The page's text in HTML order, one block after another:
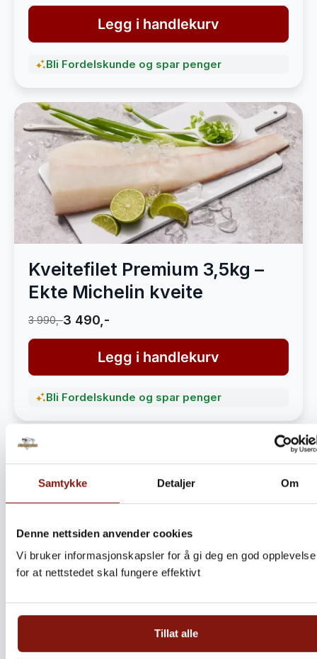
Samtykke Detaljer Om
Denne nettsiden anvender cookies
Vi bruker informasjonskapsler for å gi deg en god
for at nettstedet skal fungere effektivt
Tillat alle
Legg i handlekurv
Bli Fordelskunde og spar penger
Kveitefilet Premium 3,5kg –
Ekte Michelin kveite
3 990,-3 490,-
Legg i handlekurv
Bli Fordelskunde og spar penger
Steinbitkaker Dalen 5kg –
Ekte norsk håndverk fra
havet